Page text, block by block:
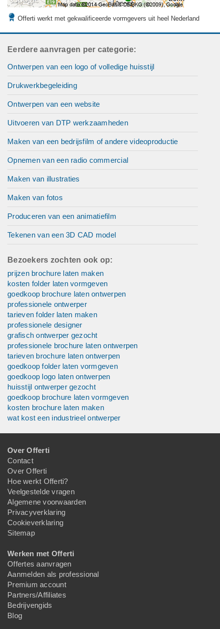
Offerti werkt met gekwalificeerde vormgevers uit heel Nederland
Eerdere aanvragen per categorie:
Ontwerpen van een logo of volledige huisstijl
Drukwerkbegeleiding
Ontwerpen van een website
Uitvoeren van DTP werkzaamheden
Maken van een bedrijsfilm of andere videoproductie
Opnemen van een radio commercial
Maken van illustraties
Maken van fotos
Produceren van een animatiefilm
Tekenen van een 3D CAD model
Bezoekers zochten ook op:
prijzen brochure laten maken
kosten folder laten vormgeven
goedkoop brochure laten ontwerpen
professionele ontwerper
tarieven folder laten maken
professionele designer
grafisch ontwerper gezocht
professionele brochure laten ontwerpen
tarieven brochure laten ontwerpen
goedkoop folder laten vormgeven
goedkoop logo laten ontwerpen
huisstijl ontwerper gezocht
goedkoop brochure laten vormgeven
kosten brochure laten maken
wat kost een industrieel ontwerper
Over Offerti
Contact
Over Offerti
Hoe werkt Offerti?
Veelgestelde vragen
Algemene voorwaarden
Privacyverklaring
Cookieverklaring
Sitemap
Werken met Offerti
Offertes aanvragen
Aanmelden als professional
Premium account
Partners/Affiliates
Bedrijvengids
Blog